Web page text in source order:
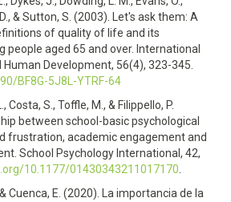
& Sutton, S. (2003). Let's ask them: A
of quality of life and its
people aged 65 and over. International
Development, 56(4), 323-345.
BF8G-5J8L-YTRF-64
Costa, S., Toffle, M., & Filippello, P.
between school-basic psychological
frustration, academic engagement and
School Psychology International, 42,
10.1177/01430343211017170
Cuenca, E. (2020). La importancia de la